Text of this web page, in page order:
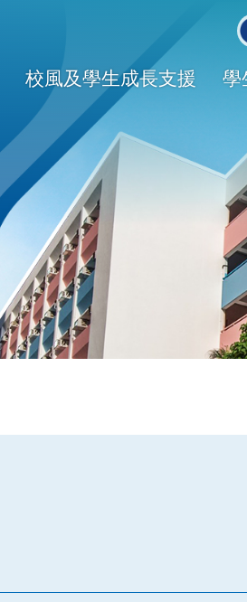
校風及學生成長支援 學